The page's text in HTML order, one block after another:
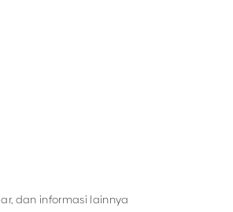
dan informasi lainnya